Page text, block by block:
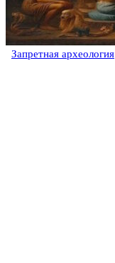
Запретная археология